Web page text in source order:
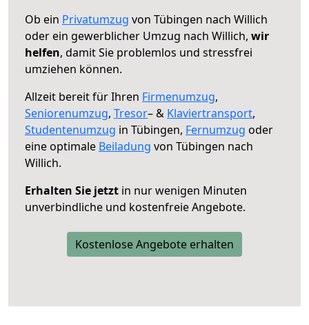
Ob ein Privatumzug von Tübingen nach Willich
oder ein gewerblicher Umzug nach Willich, wir
helfen, damit Sie problemlos und stressfrei
umziehen können.
Allzeit bereit für Ihren Firmenumzug,
Seniorenumzug, Tresor– & Klaviertransport,
Studentenumzug in Tübingen, Fernumzug oder
eine optimale Beiladung von Tübingen nach
Willich.
Erhalten Sie jetzt in nur wenigen Minuten
unverbindliche und kostenfreie Angebote.
Kostenlose Angebote erhalten